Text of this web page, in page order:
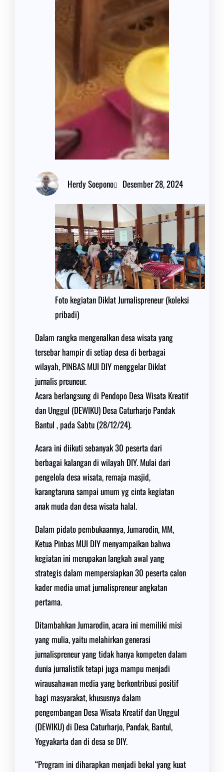
Herdy Soepono Desember 28, 2024
Foto kegiatan Diklat Jurnalispreneur (koleksi
pribadi)
Dalam rangka mengenalkan desa wisata yang
tersebar hampir di setiap desa di berbagai
wilayah, PINBAS MUI DIY menggelar Diklat
jurnalis preuneur.
Acara berlangsung di Pendopo Desa Wisata Kreatif
dan Unggul (DEWIKU) Desa Caturharjo Pandak
Bantul , pada Sabtu (28/12/24).
Acara ini diikuti sebanyak 30 peserta dari
berbagai kalangan di wilayah DIY. Mulai dari
pengelola desa wisata, remaja masjid,
karangtaruna sampai umum yg cinta kegiatan
anak muda dan desa wisata halal.
Dalam pidato pembukaannya, Jumarodin, MM,
Ketua Pinbas MUI DIY menyampaikan bahwa
kegiatan ini merupakan langkah awal yang
strategis dalam mempersiapkan 30 peserta calon
kader media umat jurnalispreneur angkatan
pertama.
Ditambahkan Jumarodin, acara ini memiliki misi
yang mulia, yaitu melahirkan generasi
jurnalispreneur yang tidak hanya kompeten dalam
dunia jurnalistik tetapi juga mampu menjadi
wirausahawan media yang berkontribusi positif
bagi masyarakat, khususnya dalam
pengembangan Desa Wisata Kreatif dan Unggul
(DEWIKU) di Desa Caturharjo, Pandak, Bantul,
Yogyakarta dan di desa se DIY.
“Program ini diharapkan menjadi bekal yang kuat